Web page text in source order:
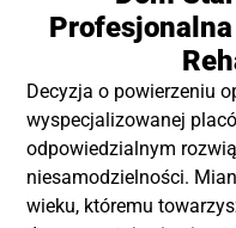
Decyzja o powierzeniu
wyspecjalizowanej
odpowiedzialnym
niesamodzielności.
wieku, któremu